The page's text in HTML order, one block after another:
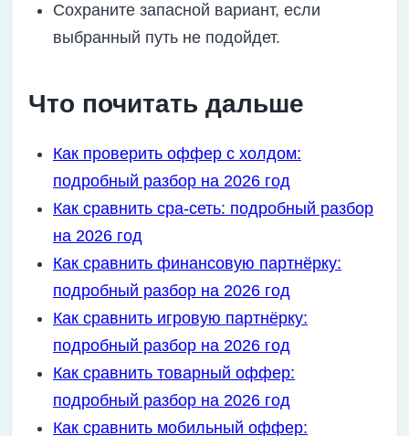
Сохраните запасной вариант, если
выбранный путь не подойдет.
Что почитать дальше
Как проверить оффер с холдом:
подробный разбор на 2026 год
Как сравнить cpa-сеть: подробный разбор
на 2026 год
Как сравнить финансовую партнёрку:
подробный разбор на 2026 год
Как сравнить игровую партнёрку:
подробный разбор на 2026 год
Как сравнить товарный оффер:
подробный разбор на 2026 год
Как сравнить мобильный оффер: